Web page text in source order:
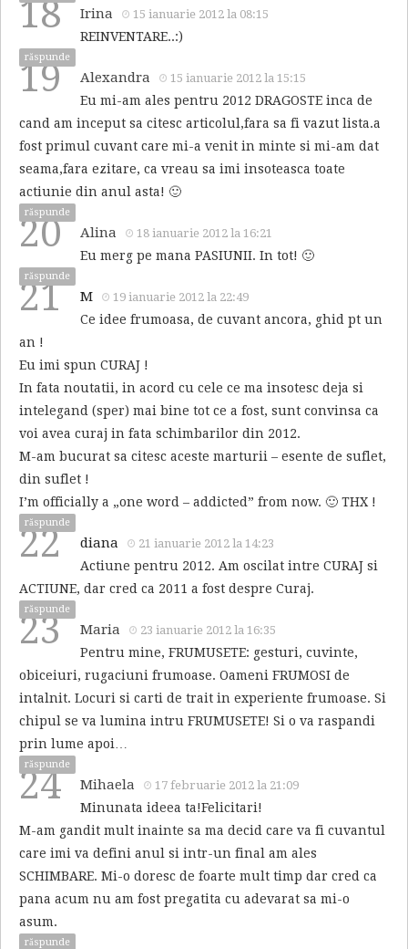
18 Irina 15 ianuarie 2012 la 08:15
REINVENTARE..:)
răspunde
19 Alexandra 15 ianuarie 2012 la 15:15
Eu mi-am ales pentru 2012 DRAGOSTE inca de
cand am inceput sa citesc articolul,fara sa fi vazut lista.a
fost primul cuvant care mi-a venit in minte si mi-am dat
seama,fara ezitare, ca vreau sa imi insoteasca toate
actiunie din anul asta! 🙂
răspunde
20 Alina 18 ianuarie 2012 la 16:21
Eu merg pe mana PASIUNII. In tot! 🙂
răspunde
21 M 19 ianuarie 2012 la 22:49
Ce idee frumoasa, de cuvant ancora, ghid pt un
an !
Eu imi spun CURAJ !
In fata noutatii, in acord cu cele ce ma insotesc deja si
intelegand (sper) mai bine tot ce a fost, sunt convinsa ca
voi avea curaj in fata schimbarilor din 2012.
M-am bucurat sa citesc aceste marturii – esente de suflet,
din suflet !
I’m officially a „one word – addicted” from now. 🙂 THX !
răspunde
22 diana 21 ianuarie 2012 la 14:23
Actiune pentru 2012. Am oscilat intre CURAJ si
ACTIUNE, dar cred ca 2011 a fost despre Curaj.
răspunde
23 Maria 23 ianuarie 2012 la 16:35
Pentru mine, FRUMUSETE: gesturi, cuvinte,
obiceiuri, rugaciuni frumoase. Oameni FRUMOSI de
intalnit. Locuri si carti de trait in experiente frumoase. Si
chipul se va lumina intru FRUMUSETE! Si o va raspandi
prin lume apoi…
răspunde
24 Mihaela 17 februarie 2012 la 21:09
Minunata ideea ta!Felicitari!
M-am gandit mult inainte sa ma decid care va fi cuvantul
care imi va defini anul si intr-un final am ales
SCHIMBARE. Mi-o doresc de foarte mult timp dar cred ca
pana acum nu am fost pregatita cu adevarat sa mi-o
asum.
răspunde